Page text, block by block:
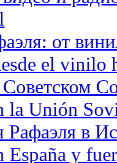
от
el vinilo
Советском
la Unión
Рафаэля в
España y